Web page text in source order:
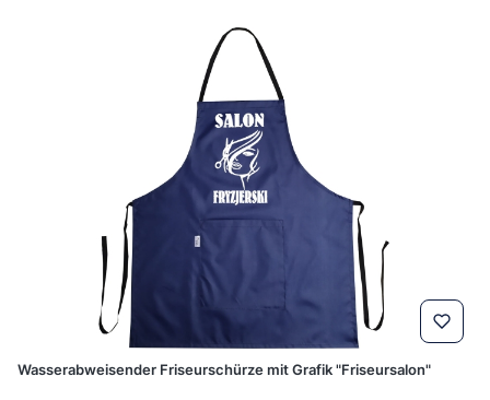
Wasserabweisender Friseurschürze mit Grafik "Friseursalon"